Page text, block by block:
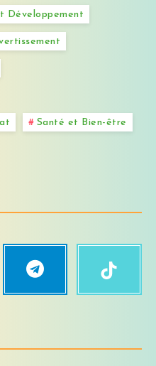
Développement
Santé et Bien-être
Telegram
Suivez-
TikTok
Suivez-